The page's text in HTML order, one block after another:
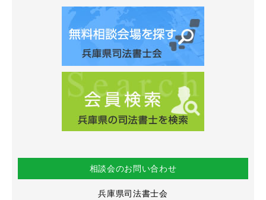
相談会のお問い合わせ
兵庫県司法書士会